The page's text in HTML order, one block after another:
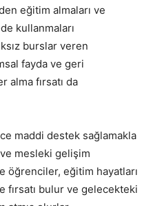
eğitim almaları ve
kullanmaları
burslar veren
fayda ve geri
fırsatı da
maddi destek sağlamakla
mesleki gelişim
öğrenciler, eğitim hayatları
bulur ve gelecekteki